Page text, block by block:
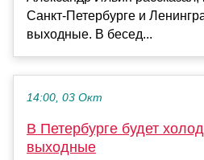
Санкт-Петербурге и
выходные. В бесед...
14:00, 03 Окт
В Петербурге будет
выходные